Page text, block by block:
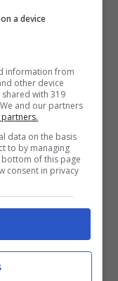
del
suo tempo i
A
a device
information from
other device
with 319
and our partners
data on the basis
to by managing
of this page
consent in privacy